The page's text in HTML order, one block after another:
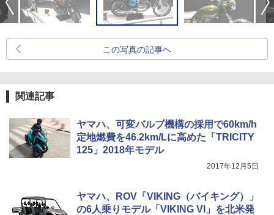
この写真の記事へ
関連記事
ヤマハ、可変バルブ機構の採用で60km/h
定地燃費を46.2km/Lに高めた「TRICITY
125」2018年モデル
2017年12月5日
ヤマハ、ROV「VIKING（バイキング）」
の6人乗りモデル「VIKING VI」を北米発